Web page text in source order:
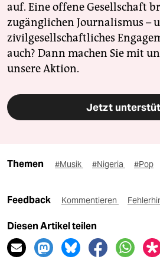
auf. Eine offene Gesellschaft
zugänglichen Journalismus –
zivilgesellschaftliches
auch? Dann machen Sie mit
unsere Aktion.
Jetzt
Themen #Musik #Nigeria #Pop
Feedback Kommentieren
Diesen Artikel teilen